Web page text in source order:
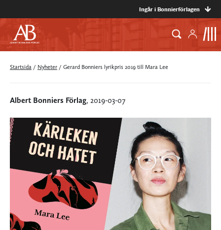
Ingår i Bonnierförlagen
Startsida / Nyheter / Gerard Bonniers lyrikpris 2019 till Mara Lee
Albert Bonniers Förlag, 2019-03-07